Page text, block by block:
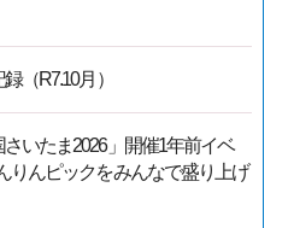
（R7.10月）
さいたま2026」開催1年前イベ
りんピックをみんなで盛り上げ